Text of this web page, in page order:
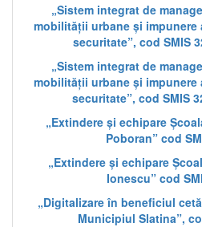
„Sistem integrat de
mobilității urbane și impunere
securitate”, cod SMIS
„Sistem integrat de
mobilității urbane și impunere
securitate”, cod SMIS
„Extindere și echipare
Poboran” cod
„Extindere și echipare
Ionescu” cod
„Digitalizare în beneficiul
Municipiul Slatina”,